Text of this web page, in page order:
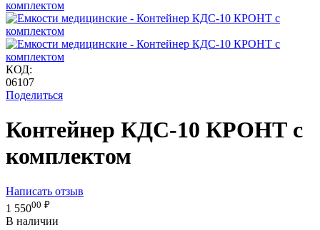
КОД:
06107
Поделиться
Контейнер КДС-10 КРОНТ с
комплектом
Написать отзыв
1 55000 ₽
В наличии